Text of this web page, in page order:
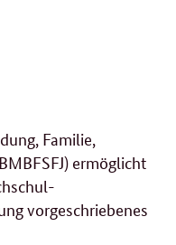
Familie,
ermöglicht
vorgeschriebenes